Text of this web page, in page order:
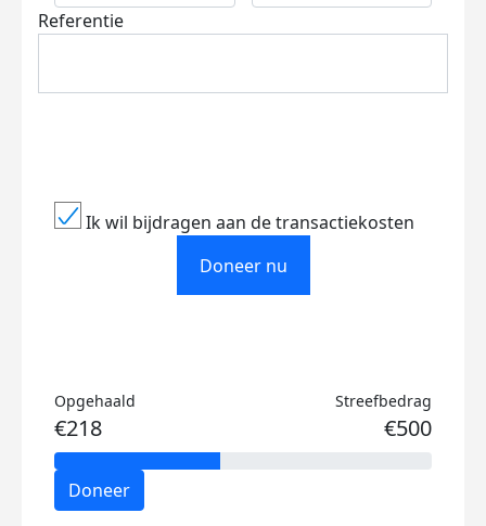
Referentie
Ik wil bijdragen aan de transactiekosten
Doneer nu
Opgehaald
€218
Streefbedrag
€500
Doneer